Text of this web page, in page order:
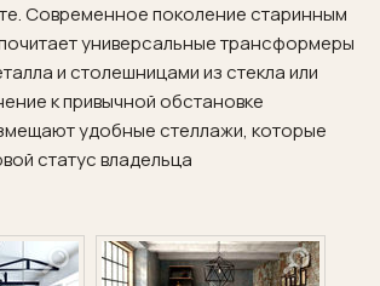
Современное поколение старинным
универсальные трансформеры
и столешницами из стекла или
к привычной обстановке
удобные стеллажи, которые
статус владельца